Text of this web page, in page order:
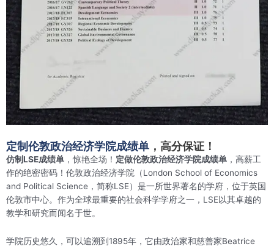
定制伦敦政治经济学院成绩单 ，高分保证！
仿制LSE成绩单 ，惊艳全场！ 定做伦敦政治经济学院成绩单 ，高薪工
作的绝密密码！伦敦政治经济学院（London School of Economics
and Political Science，简称LSE）是一所世界著名的学府，位于英国
伦敦市中心。作为全球最重要的社会科学学府之一，LSE以其卓越的
教学和研究而闻名于世。
学院历史悠久，可以追溯到1895年，它由政治家和慈善家Beatrice